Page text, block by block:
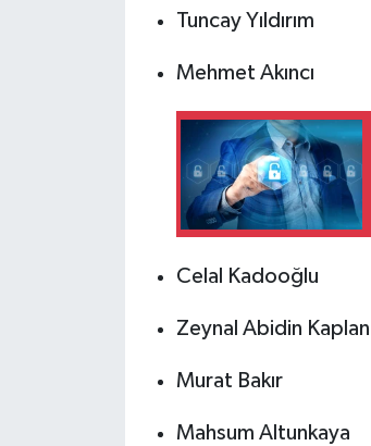
Tuncay Yıldırım
Mehmet Akıncı
Celal Kadooğlu
Zeynal Abidin Kaplan
Murat Bakır
Mahsum Altunkaya